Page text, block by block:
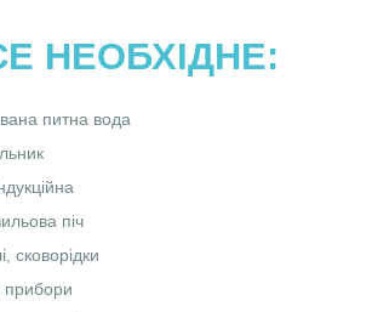
НЕОБХІДНЕ:
питна вода
піч
сковорідки
прибори